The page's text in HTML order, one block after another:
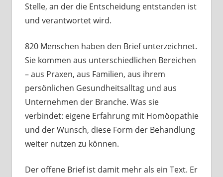
Stelle, an der die Entscheidung entstanden ist
und verantwortet wird.
820 Menschen haben den Brief unterzeichnet.
Sie kommen aus unterschiedlichen Bereichen
– aus Praxen, aus Familien, aus ihrem
persönlichen Gesundheitsalltag und aus
Unternehmen der Branche. Was sie
verbindet: eigene Erfahrung mit Homöopathie
und der Wunsch, diese Form der Behandlung
weiter nutzen zu können.
Der offene Brief ist damit mehr als ein Text. Er